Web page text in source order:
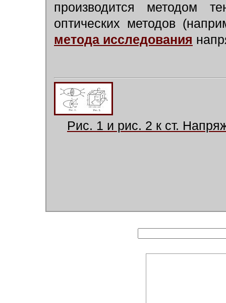
производится методом
оптических методов
метода исследования
Рис. 1 и рис. 2 к ст.